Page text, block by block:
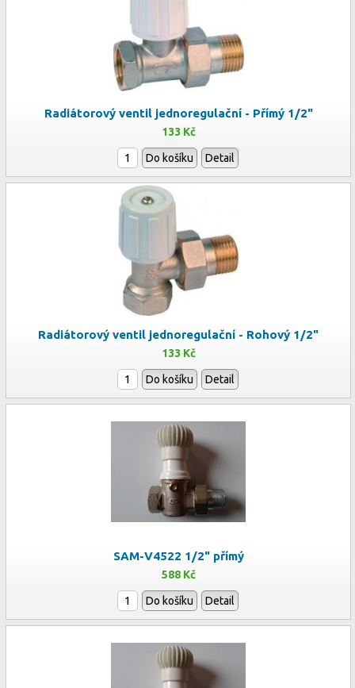
Radiátorový ventil jednoregulační - Přímý 1/2"
133 Kč
Do košíku Detail
Radiátorový ventil jednoregulační - Rohový 1/2"
133 Kč
Do košíku Detail
SAM-V4522 1/2" přímý
588 Kč
Do košíku Detail